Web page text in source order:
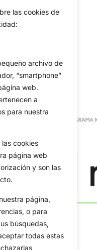
las cookies de
archivo de
“smartphone”
web.
a
para nuestra
cookies
página web
y son las
página,
o para
búsquedas,
todas estas